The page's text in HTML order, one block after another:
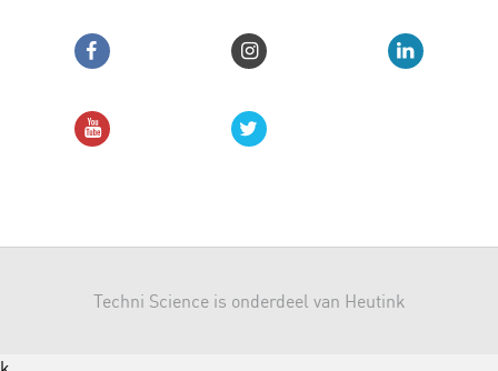
Techni Science is onderdeel van Heutink